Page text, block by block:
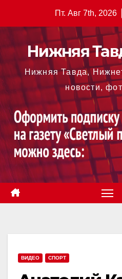
содержимому
Пт. Авг 7th, 2026
Нижняя
Нижняя Тавда,
новости,
ВИДЕО СПОРТ